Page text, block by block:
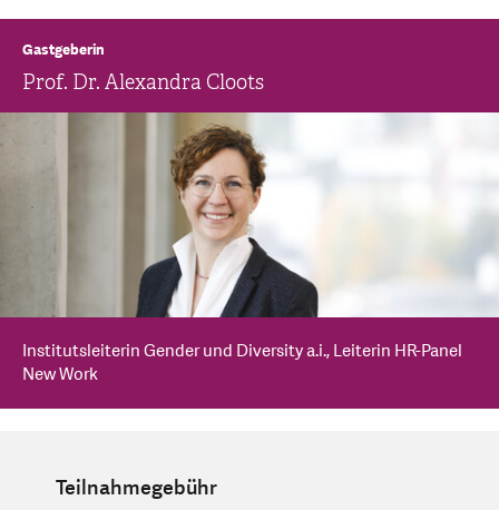
Prof. Dr. Alexandra Cloots
Gastgeberin
Institutsleiterin Gender und Diversity a.i., Leiterin HR-Panel
New Work
Teilnahmegebühr